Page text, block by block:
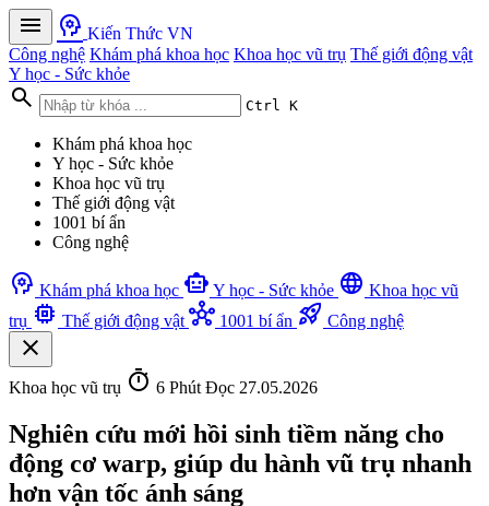
menu psychology Kiến Thức VN
Công nghệ Khám phá khoa học Khoa học vũ trụ Thế giới động vật
Y học - Sức khỏe
search Ctrl K
Khám phá khoa học
Y học - Sức khỏe
Khoa học vũ trụ
Thế giới động vật
1001 bí ẩn
Công nghệ
psychology Khám phá khoa học smart_toy Y học - Sức khỏe language Khoa học vũ
trụ memory Thế giới động vật hub 1001 bí ẩn rocket_launch Công nghệ
close
Khoa học vũ trụ timer 6 Phút Đọc 27.05.2026
Nghiên cứu mới hồi sinh tiềm năng cho
động cơ warp, giúp du hành vũ trụ nhanh
hơn vận tốc ánh sáng